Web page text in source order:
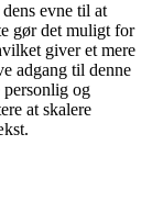
evne til at
gør det muligt for
giver et mere
adgang til denne
personlig og
at skalere